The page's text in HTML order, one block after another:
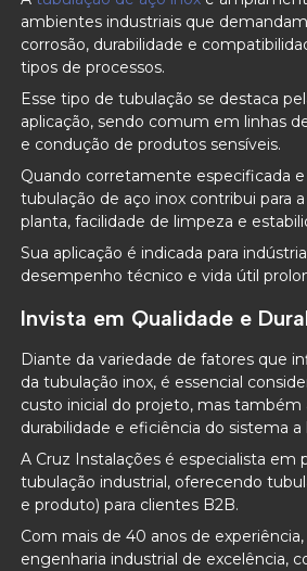
ambientes industriais que
corrosão, durabilidade e
tipos de processos.
Esse tipo de tubulação se destaca
aplicação, sendo comum em linhas
e condução de produtos sensíveis.
Quando corretamente especificada e
tubulação de aço inox contribui para
planta, facilidade de limpeza e
Sua aplicação é indicada para
desempenho técnico e vida útil
Invista em Qualidade e
Diante da variedade de fatores que
da tubulação inox, é essencial
custo inicial do projeto, mas também
durabilidade e eficiência do sistema a
A Cruz Instalações é especialista em
tubulação industrial, oferecendo
e produto) para clientes B2B.
Com mais de 40 anos de
engenharia industrial de excelência,